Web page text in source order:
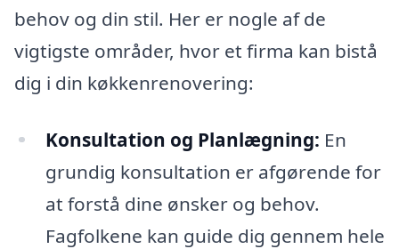
behov og din stil. Her er nogle af de
vigtigste områder, hvor et firma kan bistå
dig i din køkkenrenovering:
Konsultation og Planlægning: En
grundig konsultation er afgørende for
at forstå dine ønsker og behov.
Fagfolkene kan guide dig gennem hele